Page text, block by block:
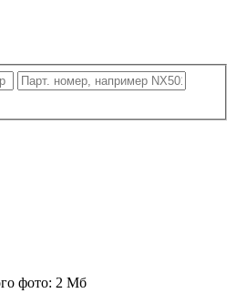
фото: 2 Мб